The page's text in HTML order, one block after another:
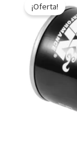
¡Oferta!
era: